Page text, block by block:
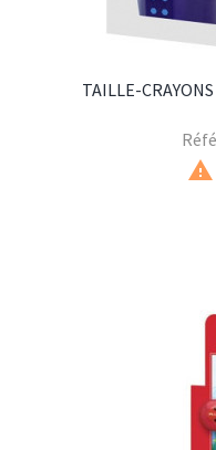
TAILLE-
warning